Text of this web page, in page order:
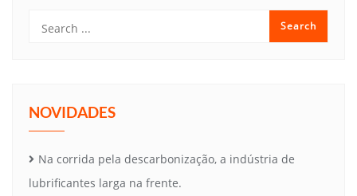
NOVIDADES
Na corrida pela descarbonização, a indústria de
lubrificantes larga na frente.